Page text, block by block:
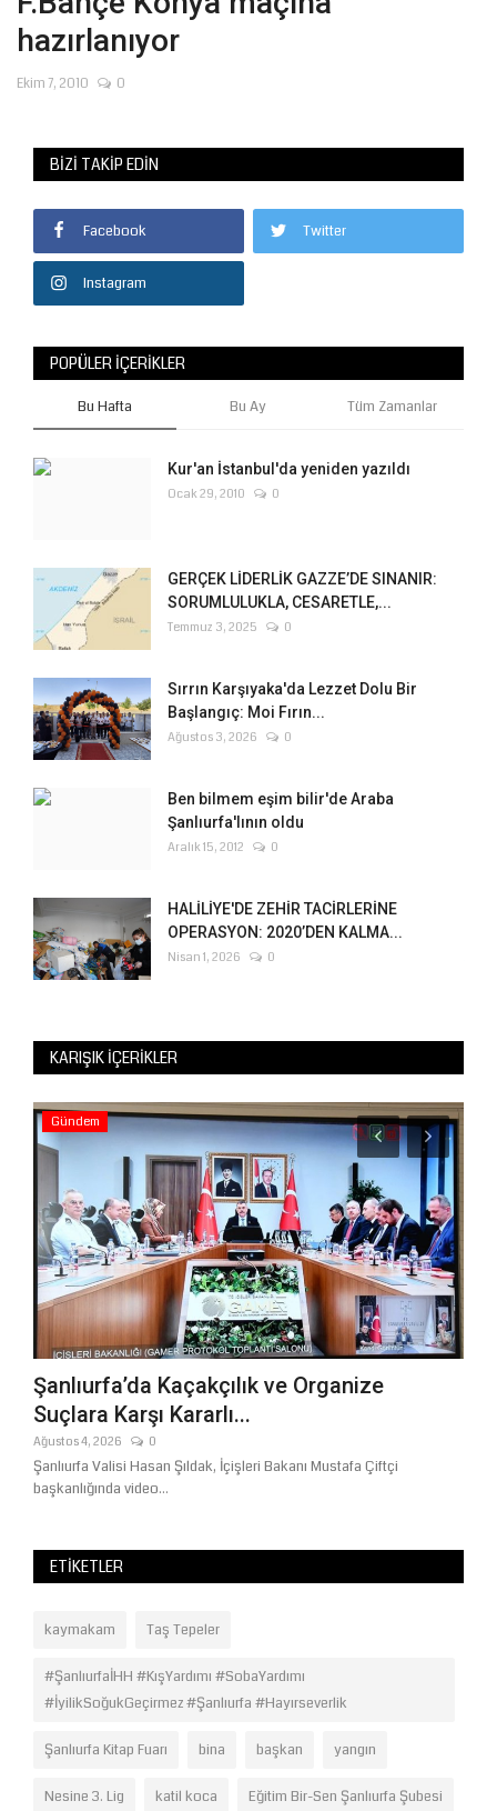
hazırlanıyor
Ekim 7, 2010 0
BIZI TAKIP EDIN
Facebook Twitter
Instagram
POPÜLER İÇERIKLER
Bu Hafta Bu Ay Tüm Zamanlar
Kur'an İstanbul'da yeniden yazıldı
Ocak 29, 2010 0
GERÇEK LİDERLİK GAZZE’DE SINANIR:
SORUMLULUKLA, CESARETLE,...
Temmuz 3, 2025 0
Sırrın Karşıyaka'da Lezzet Dolu Bir
Başlangıç: Moi Fırın...
Ağustos 3, 2026 0
Ben bilmem eşim bilir'de Araba
Şanlıurfa'lının oldu
Aralık 15, 2012 0
HALİLİYE'DE ZEHİR TACİRLERİNE
OPERASYON: 2020’DEN KALMA...
Nisan 1, 2026 0
KARIŞIK İÇERIKLER
Gündem
Şanlıurfa’da Kaçakçılık ve Organize
Suçlara Karşı Kararlı...
Ağustos 4, 2026 0
Şanlıurfa Valisi Hasan Şıldak, İçişleri Bakanı Mustafa Çiftçi
başkanlığında video...
ETIKETLER
kaymakam Taş Tepeler
#ŞanlıurfaİHH #KışYardımı #SobaYardımı
#İyilikSoğukGeçirmez #Şanlıurfa #Hayırseverlik
Şanlıurfa Kitap Fuarı bina başkan yangın
Nesine 3. Lig katil koca Eğitim Bir-Sen Şanlıurfa Şubesi